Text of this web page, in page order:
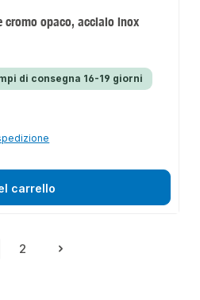
cromo opaco, acciaio inox
di consegna 16-19 giorni
carrello
Pagina
2